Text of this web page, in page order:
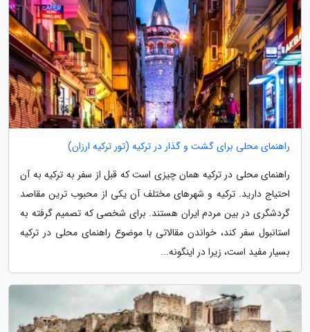
راهنمای محلی برای گشت و گذار در ترکیه (تور ترکیه ارزان)
راهنمای محلی در ترکیه همان چیزی است که قبل از سفر به ترکیه به آن
احتیاج دارید. ترکیه و شهرهای مختلف آن یکی از محبوب ترین مقاصد
گردشگری در بین مردم ایران هستند. برای شخصی که تصمیم گرفته به
استانبول سفر کند، خواندن مقالاتی با موضوع راهنمای محلی در ترکیه
بسیار مفید است، زیرا در اینگونه...